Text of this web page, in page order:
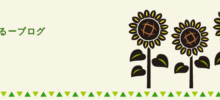
ーブログ